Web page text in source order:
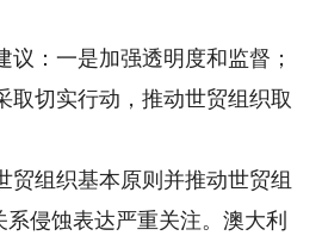
：一是加强透明度和监督；
取切实行动，推动世贸组织取
组织基本原则并推动世贸组
侵蚀表达严重关注。澳大利